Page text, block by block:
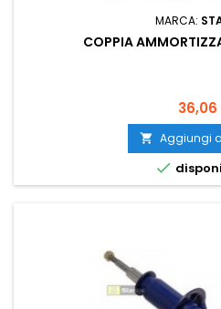
MARCA:
COPPIA
 Aggiungi
